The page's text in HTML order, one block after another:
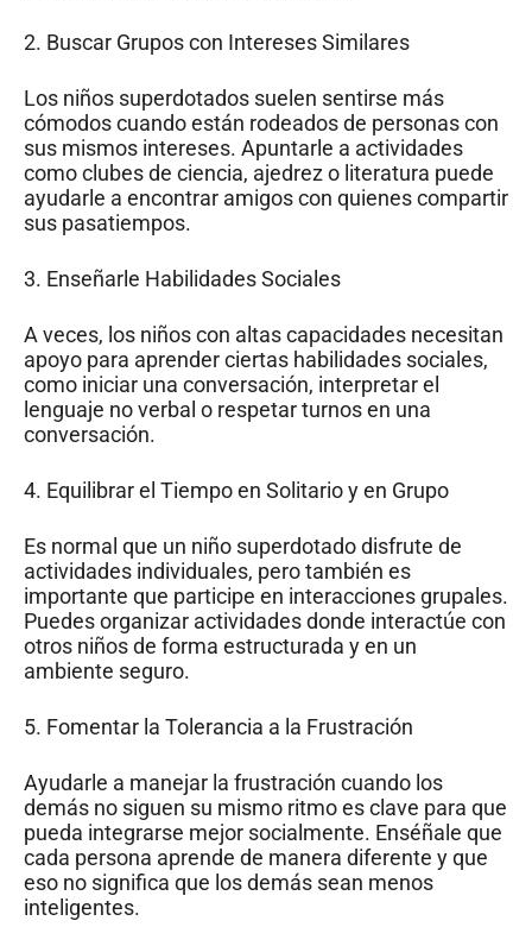
2. Buscar Grupos con Intereses Similares
Los niños superdotados suelen sentirse más
cómodos cuando están rodeados de personas con
sus mismos intereses. Apuntarle a actividades
como clubes de ciencia, ajedrez o literatura puede
ayudarle a encontrar amigos con quienes compartir
sus pasatiempos.
3. Enseñarle Habilidades Sociales
A veces, los niños con altas capacidades necesitan
apoyo para aprender ciertas habilidades sociales,
como iniciar una conversación, interpretar el
lenguaje no verbal o respetar turnos en una
conversación.
4. Equilibrar el Tiempo en Solitario y en Grupo
Es normal que un niño superdotado disfrute de
actividades individuales, pero también es
importante que participe en interacciones grupales.
Puedes organizar actividades donde interactúe con
otros niños de forma estructurada y en un
ambiente seguro.
5. Fomentar la Tolerancia a la Frustración
Ayudarle a manejar la frustración cuando los
demás no siguen su mismo ritmo es clave para que
pueda integrarse mejor socialmente. Enséñale que
cada persona aprende de manera diferente y que
eso no significa que los demás sean menos
inteligentes.